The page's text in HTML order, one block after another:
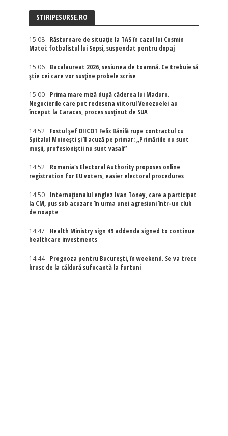
STIRIPESURSE.RO
15:08
Răsturnare de situație la TAS în cazul lui Cosmin
Matei: fotbalistul lui Sepsi, suspendat pentru dopaj
15:06
Bacalaureat 2026, sesiunea de toamnă. Ce trebuie să
știe cei care vor susține probele scrise
15:00
Prima mare miză după căderea lui Maduro.
Negocierile care pot redesena viitorul Venezuelei au
început la Caracas, proces susținut de SUA
14:52
Fostul șef DIICOT Felix Bănilă rupe contractul cu
Spitalul Moinești și îl acuză pe primar: „Primăriile nu sunt
moșii, profesioniștii nu sunt vasali”
14:52
Romania's Electoral Authority proposes online
registration for EU voters, easier electoral procedures
14:50
Internaţionalul englez Ivan Toney, care a participat
la CM, pus sub acuzare în urma unei agresiuni într-un club
de noapte
14:47
Health Ministry sign 49 addenda signed to continue
healthcare investments
14:44
Prognoza pentru București, în weekend. Se va trece
brusc de la căldură sufocantă la furtuni